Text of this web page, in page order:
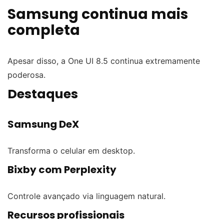
Samsung continua mais
completa
Apesar disso, a One UI 8.5 continua extremamente
poderosa.
Destaques
Samsung DeX
Transforma o celular em desktop.
Bixby com Perplexity
Controle avançado via linguagem natural.
Recursos profissionais